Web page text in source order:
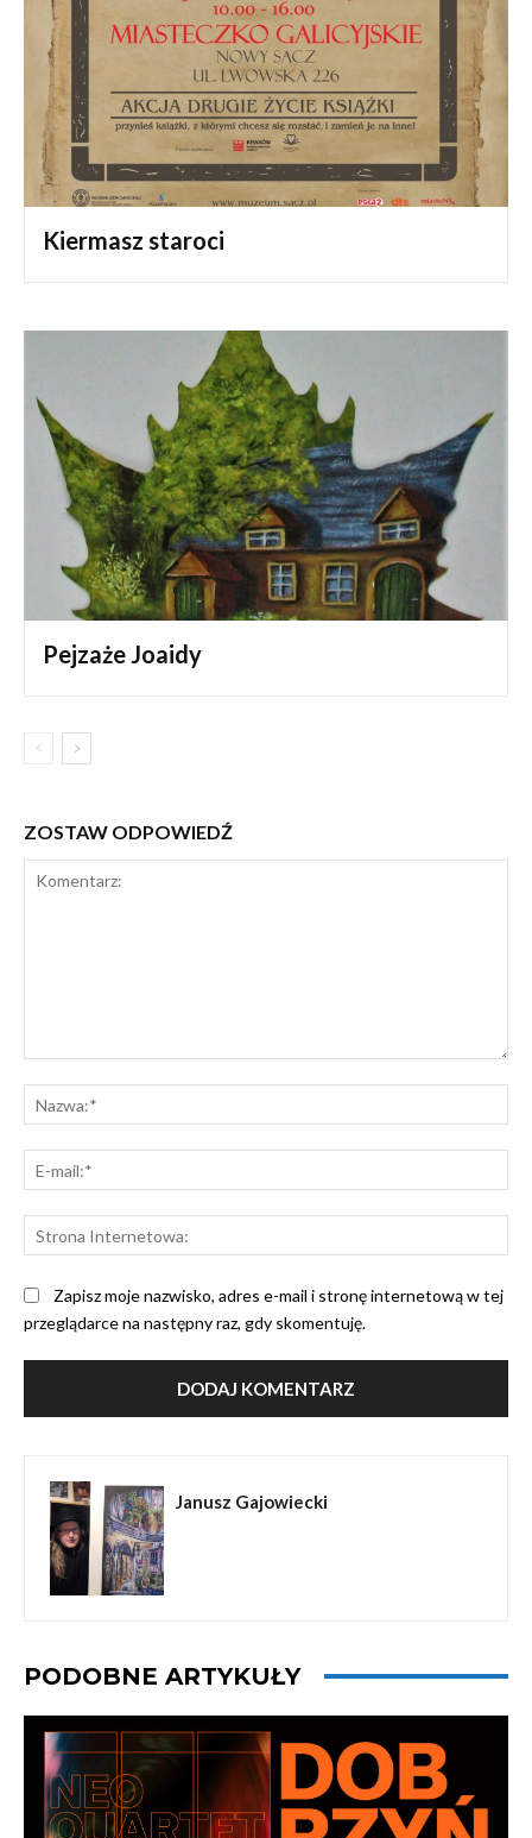
Kiermasz staroci
Pejzaże Joaidy
ZOSTAW ODPOWIEDŹ
Zapisz moje nazwisko, adres e-mail i stronę internetową w tej
przeglądarce na następny raz, gdy skomentuję.
Janusz Gajowiecki
PODOBNE ARTYKUŁY